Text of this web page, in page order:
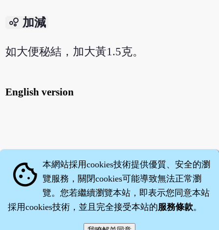
bubble_chart 加減
如大便秘結，加大黃1.5克。
English version
cookie 本網站採用cookies技術提供優質、安全的瀏
覽服務，關閉cookies可能導致無法正常瀏
覽。您若繼續瀏覽本站，即表示您同意本站
採用cookies技術，並且完全接受本站的服務條款。